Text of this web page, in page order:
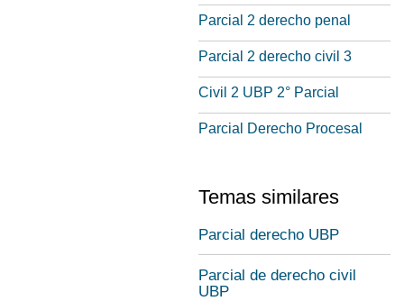
Parcial 2 derecho penal
Parcial 2 derecho civil 3
Civil 2 UBP 2° Parcial
Parcial Derecho Procesal
Temas similares
Parcial derecho UBP
Parcial de derecho civil
UBP